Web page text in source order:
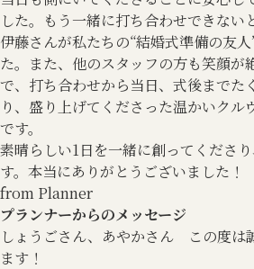
した。もう一緒に打ち合わせできない
伊藤さんが私たちの“結婚式準備の友
た。また、他のスタッフの方も笑顔が
で、打ち合わせから当日、式後までた
り、盛り上げてくださった温かいクル
です。
素晴らしい1日を一緒に創ってくださ
す。本当にありがとうございました！
from Planner
プランナーからのメッセージ
しょうごさん、あやかさん この度は
ます！